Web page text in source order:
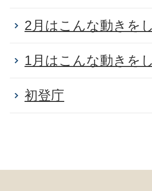
2月はこんな動きを
1月はこんな動きを
初登庁